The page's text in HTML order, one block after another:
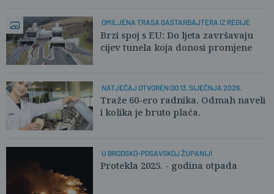
OMILJENA TRASA GASTARBAJTERA IZ REGIJE
Brzi spoj s EU: Do ljeta završavaju
cijev tunela koja donosi promjene
NATJEČAJ OTVOREN DO 13. SIJEČNJA 2026.
Traže 60-ero radnika. Odmah naveli
i kolika je bruto plaća.
U BRODSKO-POSAVSKOJ ŽUPANIJI
Protekla 2025. - godina otpada